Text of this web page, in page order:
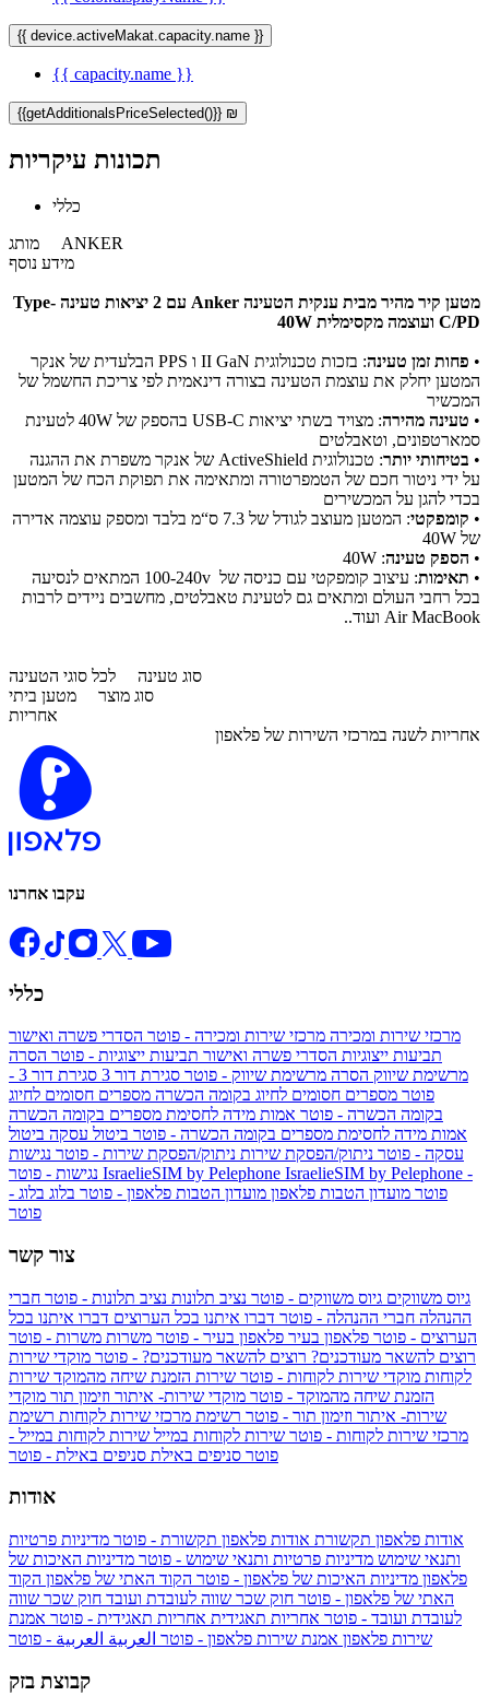
{{ device.activeMakat.capacity.name }}
{{ capacity.name }}
{{getAdditionalsPriceSelected()}} ₪
תכונות עיקריות
כללי
מותג ANKER
מידע נוסף
מטען קיר מהיר מבית ענקית הטעינה Anker עם 2 יציאות טעינה Type-
C/PD ועוצמה מקסימלית 40W
• פחות זמן טעינה
: בזכות טכנולוגית II GaN ו PPS הבלעדית של אנקר
המטען יחלק את עוצמת הטעינה בצורה דינאמית לפי צריכת החשמל של
המכשיר
• טעינה מהירה
: מצויד בשתי יציאות USB-C בהספק של 40W לטעינת
סמארטפונים, וטאבלטים
• בטיחותי יותר
: טכנולוגית ActiveShield של אנקר משפרת את ההגנה
על ידי ניטור חכם של הטמפרטורה ומתאימה את תפוקת הכח של המטען
בכדי להגן על המכשירים
• קומפקטי
: המטען מעוצב לגודל של 7.3 ס“מ בלבד ומספק עוצמה אדירה
של 40W
• הספק טעינה: 40W
• תאימות
: עיצוב קומפקטי עם כניסה של 100-240v המתאים לנסיעה
בכל רחבי העולם ומתאים גם לטעינת טאבלטים, מחשבים ניידים לרבות
Air MacBook ועוד..
סוג טעינה לכל סוגי הטעינה
סוג מוצר מטען ביתי
אחריות
​אחריות לשנה במרכזי השירות של פלאפון
עקבו אחרנו
כללי
מרכזי שירות ומכירה מרכזי שירות ומכירה - פוטר הסדרי פשרה ואישור
תביעות ייצוגיות הסדרי פשרה ואישור תביעות ייצוגיות - פוטר הסרה
מרשימת שיווק הסרה מרשימת שיווק - פוטר סגירת דור 3
סגירת דור 3 -
פוטר מספרים חסומים לחיוג בקומה הכשרה מספרים חסומים לחיוג
בקומה הכשרה - פוטר אמות מידה לחסימת מספרים בקומה הכשרה
אמות מידה לחסימת מספרים בקומה הכשרה - פוטר ביטול עסקה ביטול
עסקה - פוטר ניתוק/הפסקת שירות ניתוק/הפסקת שירות - פוטר נגישות
IsraelieSIM by Pelephone IsraelieSIM by Pelephone -
פוטר מועדון הטבות פלאפון מועדון הטבות פלאפון - פוטר בלוג בלוג -
פוטר
צור קשר
גיוס משווקים גיוס משווקים - פוטר נציב תלונות נציב תלונות - פוטר חברי
ההנהלה חברי ההנהלה - פוטר דברו איתנו בכל הערוצים דברו איתנו בכל
הערוצים - פוטר פלאפון בעיר פלאפון בעיר - פוטר משרות משרות - פוטר
רוצים להשאר מעודכנים? רוצים להשאר מעודכנים? - פוטר מוקדי שירות
לקוחות מוקדי שירות לקוחות - פוטר שירות הזמנת שיחה מהמוקד שירות
הזמנת שיחה מהמוקד - פוטר מוקדי שירות- איתור וזימון תור מוקדי
שירות- איתור וזימון תור - פוטר רשימת מרכזי שירות לקוחות רשימת
מרכזי שירות לקוחות - פוטר שירות לקוחות במייל שירות לקוחות במייל -
פוטר סניפים באילת סניפים באילת - פוטר
אודות
אודות פלאפון תקשורת אודות פלאפון תקשורת - פוטר מדיניות פרטיות
ותנאי שימוש מדיניות פרטיות ותנאי שימוש - פוטר מדיניות האיכות של
פלאפון מדיניות האיכות של פלאפון - פוטר הקוד האתי של פלאפון הקוד
האתי של פלאפון - פוטר חוק שכר שווה לעובדת ועובד חוק שכר שווה
לעובדת ועובד - פוטר אחריות תאגידית אחריות תאגידית - פוטר אמנת
שירות פלאפון אמנת שירות פלאפון - פוטר العربية العربية - פוטר
קבוצת בזק